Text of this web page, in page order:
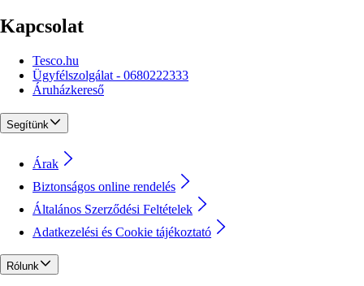
Kapcsolat
Tesco.hu
Ügyfélszolgálat - 0680222333
Áruházkereső
Segítünk
Árak
Biztonságos online rendelés
Általános Szerződési Feltételek
Adatkezelési és Cookie tájékoztató
Rólunk